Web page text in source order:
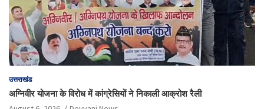
उत्तराखंड
अग्निवीर योजना के विरोध में कांग्रेसियों ने निकाली आक्रोश रैली